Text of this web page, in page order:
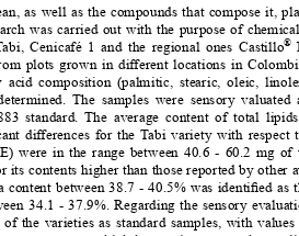
as well as the compounds that compose it,
was  carried  out  with  the  purpose  of
Cenicafé  1  and  the  regional  ones  Castillo®
plots  grown  in  different  locations  in
composition (palmitic, stearic, oleic,
The samples were sensory
standard. The average content of total
differences for the Tabi variety with respect
were in the range between 40.6 - 60.2 mg
its contents higher than those reported by other
between 38.7 - 40.5% was identified
34.1 - 37.9%. Regarding the sensory
the varieties as standard samples, with